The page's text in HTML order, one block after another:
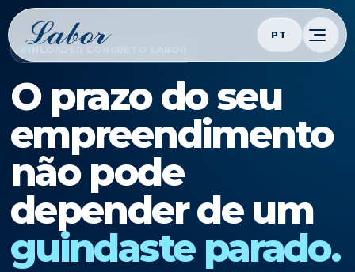
PT
O prazo do seu
empreendimento
não pode
depender de um
guindaste parado.